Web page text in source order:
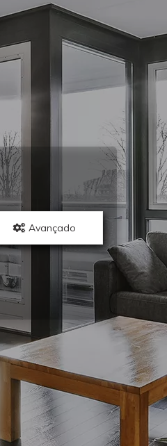
Avançado